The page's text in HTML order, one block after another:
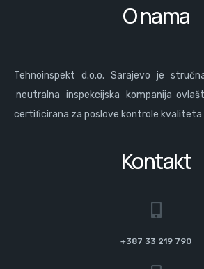
O nama
Tehnoinspekt d.o.o. Sarajevo je
neutralna inspekcijska kompanija
certificirana za poslove kontrole
Kontakt
+387 33 219 790